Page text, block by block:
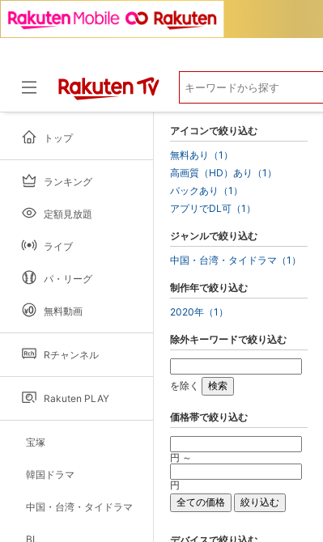
トップ
ランキング
定額見放題
ライブ
パ・リーグ
無料動画
Rチャンネル
Rakuten PLAY
宝塚
韓国ドラマ
中国・台湾・タイドラマ
BL
アイコンで絞り込む
無料あり（1）
高画質（HD）あり（1）
パックあり（1）
アプリでDL可（1）
ジャンルで絞り込む
中国・台湾・タイドラマ（1）
制作年で絞り込む
2020年（1）
除外キーワードで絞り込む
を除く
価格帯で絞り込む
円 ～
円